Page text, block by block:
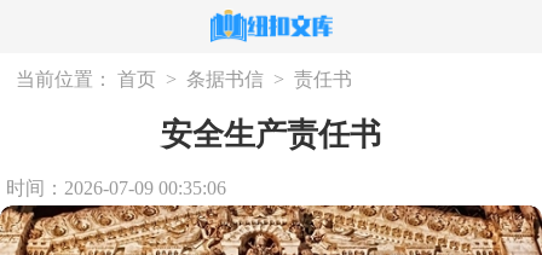
当前位置： 首页 > 条据书信 > 责任书
安全生产责任书
时间：2026-07-09 00:35:06